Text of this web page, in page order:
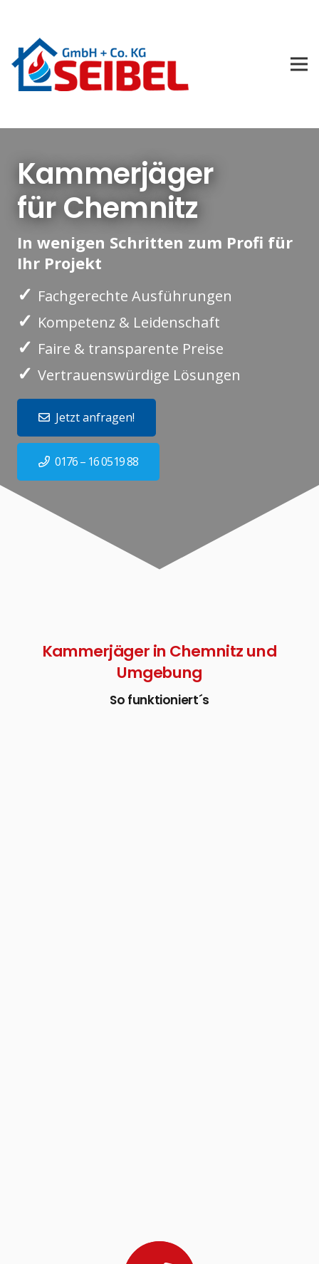
Kammerjäger
für Chemnitz
In wenigen Schritten zum Profi für
Ihr Projekt
✓ Fachgerechte Ausführungen
✓ Kompetenz & Leidenschaft
✓ Faire & transparente Preise
✓ Vertrauenswürdige Lösungen
Jetzt anfragen!
0176 – 16 0519 88
Kammerjäger in Chemnitz und
Umgebung
So funktioniert´s